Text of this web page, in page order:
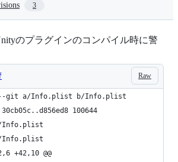
3
のプラグインのコンパイル時に警
Raw
git a/Info.plist b/Info.plist
100644
Info.plist
+42,10 @@